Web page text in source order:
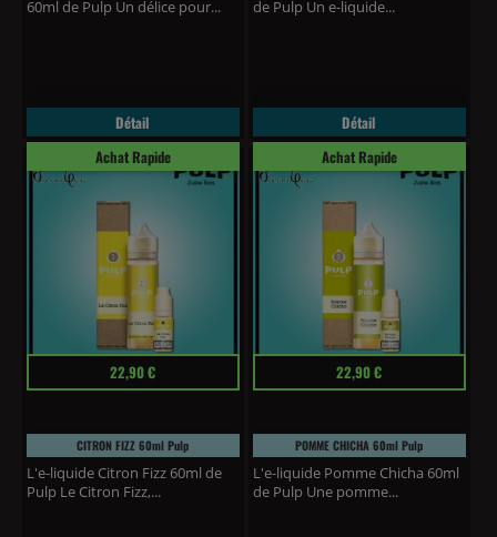
60ml de Pulp Un délice pour...
Détail
Achat Rapide
de Pulp Un e-liquide...
Détail
Achat Rapide
22,90 €
CITRON FIZZ 60ml Pulp
L'e-liquide Citron Fizz 60ml de
Pulp Le Citron Fizz,...
22,90 €
POMME CHICHA 60ml Pulp
L'e-liquide Pomme Chicha 60ml
de Pulp Une pomme...